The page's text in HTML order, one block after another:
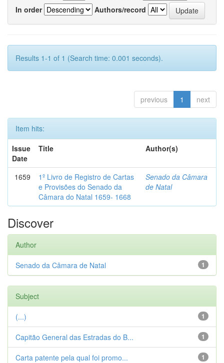
In order
Authors/record
Results 1-1 of 1 (Search time: 0.001 seconds).
previous 1 next
Item hits:
Issue
Date
Title Author(s)
1659
1º Livro de Registro de Cartas
e Provisões do Senado da
Câmara do Natal 1659- 1668
Senado da Câmara
de Natal
Discover
Author
1
Senado da Câmara de Natal
Subject
1
(...)
1
Capitão General das Estradas do B...
1
Carta patente pela qual foi promo...